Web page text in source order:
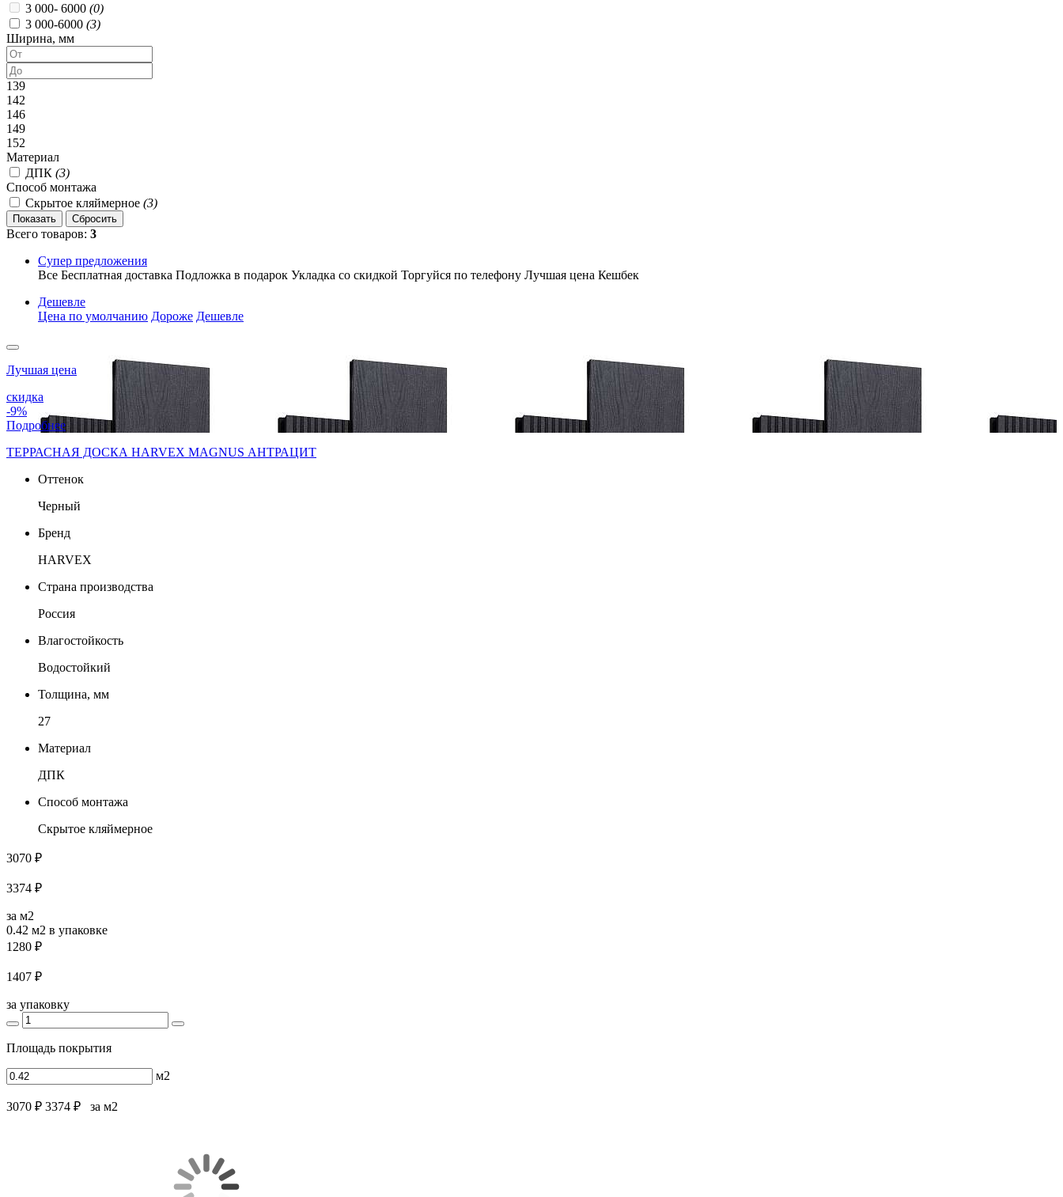
3 000- 6000 (0)
3 000-6000 (3)
Ширина, мм
139
142
146
149
152
Материал
ДПК (3)
Способ монтажа
Скрытое кляймерное (3)
Всего товаров: 3
Супер предложения
Все Бесплатная доставка Подложка в подарок Укладка со скидкой Торгуйся по телефону Лучшая цена Кешбек
Дешевле
Цена по умолчанию Дороже Дешевле
Лучшая цена
скидка
-9%
Подробнее
ТЕРРАСНАЯ ДОСКА HARVEX MAGNUS АНТРАЦИТ
Оттенок
Черный
Бренд
HARVEX
Страна производства
Россия
Влагостойкость
Водостойкий
Толщина, мм
27
Материал
ДПК
Способ монтажа
Скрытое кляймерное
3070 ₽
3374 ₽
за м2
0.42 м2 в упаковке
1280 ₽
1407 ₽
за упаковку
Площадь покрытия
м2
3070 ₽ 3374 ₽ за м2